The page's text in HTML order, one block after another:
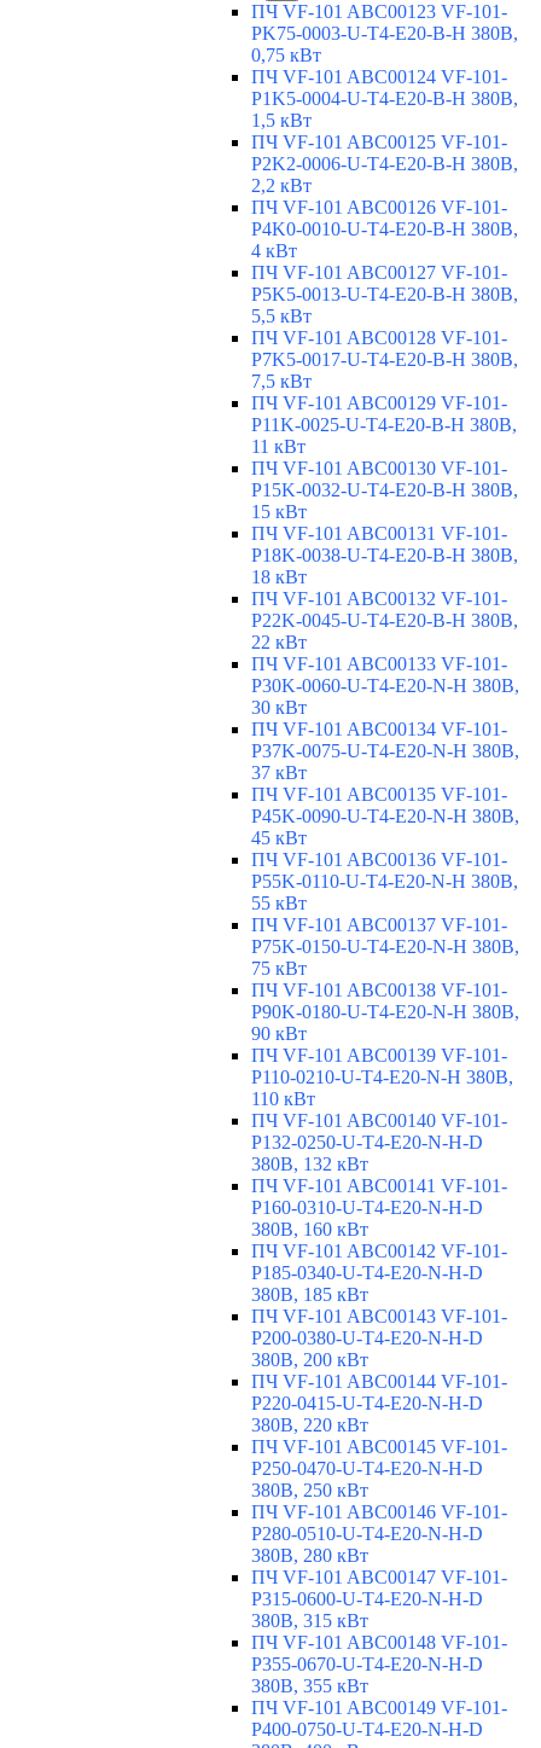
ПЧ VF-101 ABC00123 VF-101-
PK75-0003-U-T4-E20-B-H 380В,
0,75 кВт
ПЧ VF-101 ABC00124 VF-101-
P1K5-0004-U-T4-E20-B-H 380В,
1,5 кВт
ПЧ VF-101 ABC00125 VF-101-
P2K2-0006-U-T4-E20-B-H 380В,
2,2 кВт
ПЧ VF-101 ABC00126 VF-101-
P4K0-0010-U-T4-E20-B-H 380В,
4 кВт
ПЧ VF-101 ABC00127 VF-101-
P5K5-0013-U-T4-E20-B-H 380В,
5,5 кВт
ПЧ VF-101 ABC00128 VF-101-
P7K5-0017-U-T4-E20-B-H 380В,
7,5 кВт
ПЧ VF-101 ABC00129 VF-101-
P11K-0025-U-T4-E20-B-H 380В,
11 кВт
ПЧ VF-101 ABC00130 VF-101-
P15K-0032-U-T4-E20-B-H 380В,
15 кВт
ПЧ VF-101 ABC00131 VF-101-
P18K-0038-U-T4-E20-B-H 380В,
18 кВт
ПЧ VF-101 ABC00132 VF-101-
P22K-0045-U-T4-E20-B-H 380В,
22 кВт
ПЧ VF-101 ABC00133 VF-101-
P30K-0060-U-T4-E20-N-H 380В,
30 кВт
ПЧ VF-101 ABC00134 VF-101-
P37K-0075-U-T4-E20-N-H 380В,
37 кВт
ПЧ VF-101 ABC00135 VF-101-
P45K-0090-U-T4-E20-N-H 380В,
45 кВт
ПЧ VF-101 ABC00136 VF-101-
P55K-0110-U-T4-E20-N-H 380В,
55 кВт
ПЧ VF-101 ABC00137 VF-101-
P75K-0150-U-T4-E20-N-H 380В,
75 кВт
ПЧ VF-101 ABC00138 VF-101-
P90K-0180-U-T4-E20-N-H 380В,
90 кВт
ПЧ VF-101 ABC00139 VF-101-
P110-0210-U-T4-E20-N-H 380В,
110 кВт
ПЧ VF-101 ABC00140 VF-101-
P132-0250-U-T4-E20-N-H-D
380В, 132 кВт
ПЧ VF-101 ABC00141 VF-101-
P160-0310-U-T4-E20-N-H-D
380В, 160 кВт
ПЧ VF-101 ABC00142 VF-101-
P185-0340-U-T4-E20-N-H-D
380В, 185 кВт
ПЧ VF-101 ABC00143 VF-101-
P200-0380-U-T4-E20-N-H-D
380В, 200 кВт
ПЧ VF-101 ABC00144 VF-101-
P220-0415-U-T4-E20-N-H-D
380В, 220 кВт
ПЧ VF-101 ABC00145 VF-101-
P250-0470-U-T4-E20-N-H-D
380В, 250 кВт
ПЧ VF-101 ABC00146 VF-101-
P280-0510-U-T4-E20-N-H-D
380В, 280 кВт
ПЧ VF-101 ABC00147 VF-101-
P315-0600-U-T4-E20-N-H-D
380В, 315 кВт
ПЧ VF-101 ABC00148 VF-101-
P355-0670-U-T4-E20-N-H-D
380В, 355 кВт
ПЧ VF-101 ABC00149 VF-101-
P400-0750-U-T4-E20-N-H-D